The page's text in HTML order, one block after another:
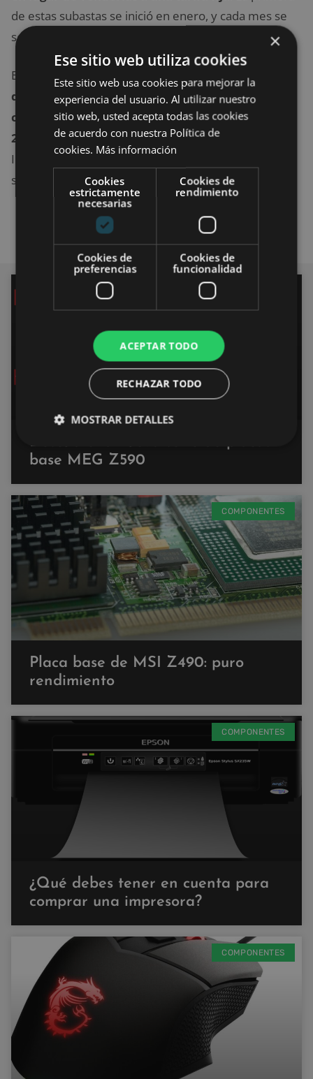
de estas subastas se inició en enero, y cada mes se
seguirán vendiendo más lotes.
El nuevo procesador i9
tiene una potencia de
diseño térmico (TDP) de 255 W y ofrece
compatibilidad con las placas base del zócalo
2066 X299.Tampoco tiene garantía por parte de
Intel, lo que hace que la inversión en el procesador
sea un poco arriesgada.
Descubre la nueva serie de placas
base MEG Z590
COMPONENTES
Placa base de MSI Z490: puro
rendimiento
COMPONENTES
¿Qué debes tener en cuenta para
comprar una impresora?
COMPONENTES
×
Ese sitio web utiliza cookies
Este sitio web usa cookies para mejorar la
experiencia del usuario. Al utilizar nuestro
sitio web, usted acepta todas las cookies
de acuerdo con nuestra Política de
cookies. Más información
Cookies
estrictamente
necesarias
Cookies de
rendimiento
Cookies de
preferencias
Cookies de
funcionalidad
ACEPTAR TODO
RECHAZAR TODO
MOSTRAR DETALLES